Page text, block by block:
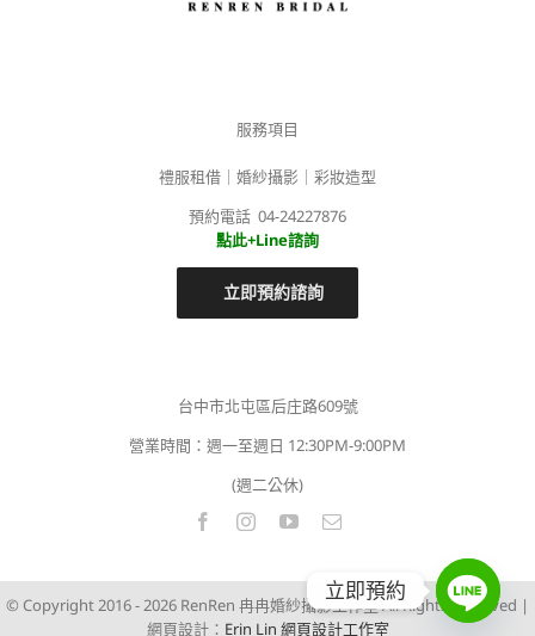
服務項目
禮服租借｜婚紗攝影｜彩妝造型
預約電話 04-24227876
點此+Line諮詢
立即預約諮詢
台中市北屯區后庄路609號
營業時間：週一至週日 12:30PM-9:00PM
(週二公休)
© Copyright 2016 -2026 RenRen 冉冉婚紗攝影工作室 All Rights Reserved |
網頁設計： Erin Lin 網頁設計工作室
立即預約